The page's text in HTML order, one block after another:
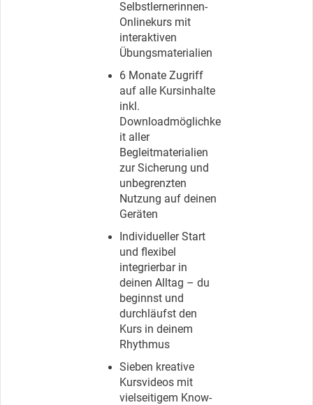
Selbstlernerinnen-
Onlinekurs mit
interaktiven
Übungsmaterialien
6 Monate Zugriff
auf alle Kursinhalte
inkl.
Downloadmöglichke
it aller
Begleitmaterialien
zur Sicherung und
unbegrenzten
Nutzung auf deinen
Geräten
Individueller Start
und flexibel
integrierbar in
deinen Alltag – du
beginnst und
durchläufst den
Kurs in deinem
Rhythmus
Sieben kreative
Kursvideos mit
vielseitigem Know-